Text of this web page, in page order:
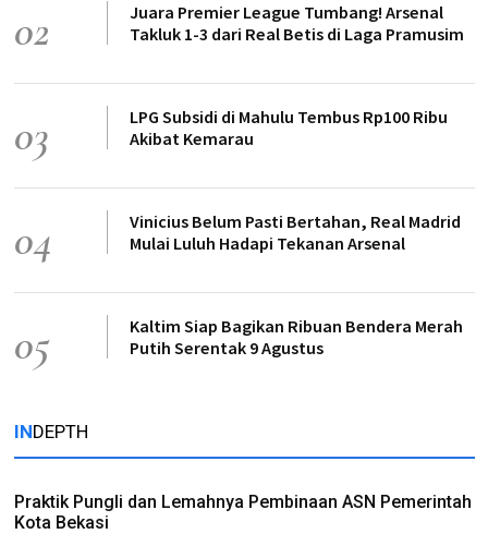
02
Juara Premier League Tumbang! Arsenal
Takluk 1-3 dari Real Betis di Laga Pramusim
03
LPG Subsidi di Mahulu Tembus Rp100 Ribu
Akibat Kemarau
04
Vinicius Belum Pasti Bertahan, Real Madrid
Mulai Luluh Hadapi Tekanan Arsenal
05
Kaltim Siap Bagikan Ribuan Bendera Merah
Putih Serentak 9 Agustus
INDEPTH
Praktik Pungli dan Lemahnya Pembinaan ASN Pemerintah
Kota Bekasi